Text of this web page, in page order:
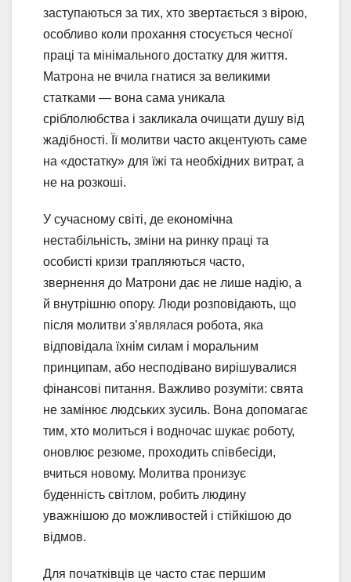
заступаються за тих, хто звертається з вірою,
особливо коли прохання стосується чесної
праці та мінімального достатку для життя.
Матрона не вчила гнатися за великими
статками — вона сама уникала
сріблолюбства і закликала очищати душу від
жадібності. Її молитви часто акцентують саме
на «достатку» для їжі та необхідних витрат, а
не на розкоші.
У сучасному світі, де економічна
нестабільність, зміни на ринку праці та
особисті кризи трапляються часто,
звернення до Матрони дає не лише надію, а
й внутрішню опору. Люди розповідають, що
після молитви з’являлася робота, яка
відповідала їхнім силам і моральним
принципам, або несподівано вирішувалися
фінансові питання. Важливо розуміти: свята
не замінює людських зусиль. Вона допомагає
тим, хто молиться і водночас шукає роботу,
оновлює резюме, проходить співбесіди,
вчиться новому. Молитва пронизує
буденність світлом, робить людину
уважнішою до можливостей і стійкішою до
відмов.
Для початківців це часто стає першим